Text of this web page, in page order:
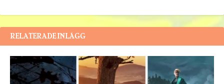
RELATERADE INLÄGG